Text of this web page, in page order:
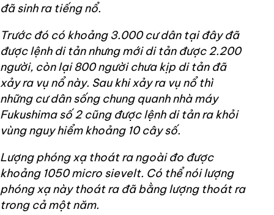
đã sinh ra tiếng nổ.
Trước đó có khoảng 3.000 cư dân tại đây đã
được lệnh di tản nhưng mới di tản được 2.200
người, còn lại 800 người chưa kịp di tản đã
xảy ra vụ nổ này. Sau khi xảy ra vụ nổ thì
những cư dân sống chung quanh nhà máy
Fukushima số 2 cũng được lệnh di tản ra khỏi
vùng nguy hiểm khoảng 10 cây số.
Lượng phóng xạ thoát ra ngoài đo được
khoảng 1050 micro sievelt. Có thể nói lượng
phóng xạ này thoát ra đã bằng lượng thoát ra
trong cả một năm.